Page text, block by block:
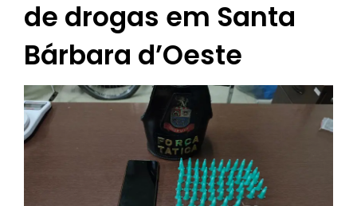
de drogas em Santa
Bárbara d’Oeste